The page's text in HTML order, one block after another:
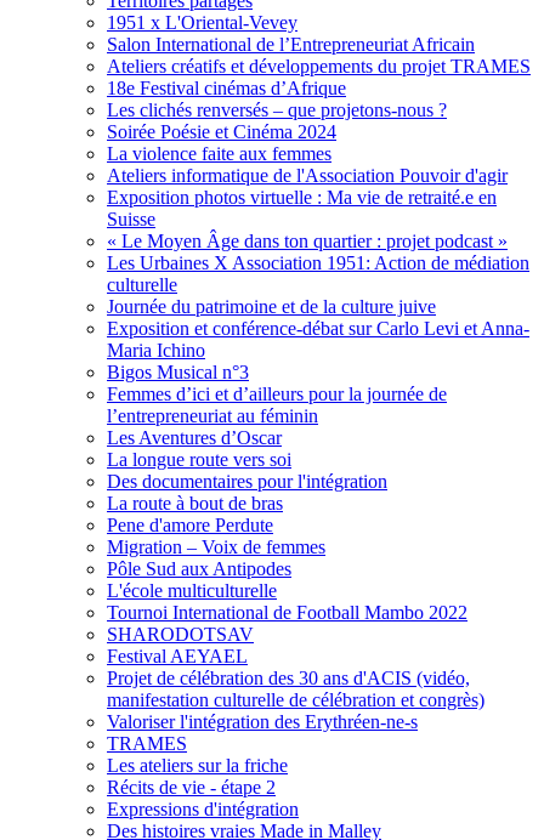
1951 x L'Oriental-Vevey
Salon International de l’Entrepreneuriat Africain
Ateliers créatifs et développements du projet TRAMES
18e Festival cinémas d’Afrique
Les clichés renversés – que projetons-nous ?
Soirée Poésie et Cinéma 2024
La violence faite aux femmes
Ateliers informatique de l'Association Pouvoir d'agir
Exposition photos virtuelle : Ma vie de retraité.e en
Suisse
« Le Moyen Âge dans ton quartier : projet podcast »
Les Urbaines X Association 1951: Action de médiation
culturelle
Journée du patrimoine et de la culture juive
Exposition et conférence-débat sur Carlo Levi et Anna-
Maria Ichino
Bigos Musical n°3
Femmes d’ici et d’ailleurs pour la journée de
l’entrepreneuriat au féminin
Les Aventures d’Oscar
La longue route vers soi
Des documentaires pour l'intégration
La route à bout de bras
Pene d'amore Perdute
Migration – Voix de femmes
Pôle Sud aux Antipodes
L'école multiculturelle
Tournoi International de Football Mambo 2022
SHARODOTSAV
Festival AEYAEL
Projet de célébration des 30 ans d'ACIS (vidéo,
manifestation culturelle de célébration et congrès)
Valoriser l'intégration des Erythréen-ne-s
TRAMES
Les ateliers sur la friche
Récits de vie - étape 2
Expressions d'intégration
Des histoires vraies Made in Malley